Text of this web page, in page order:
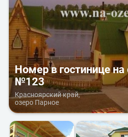
Номер в гостинице
№123
Красноярский край,
озеро Парное